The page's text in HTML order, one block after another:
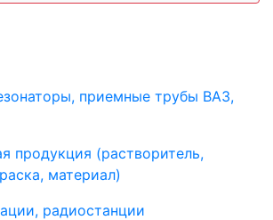
приемные трубы ВАЗ,
продукция (растворитель,
материал)
радиостанции